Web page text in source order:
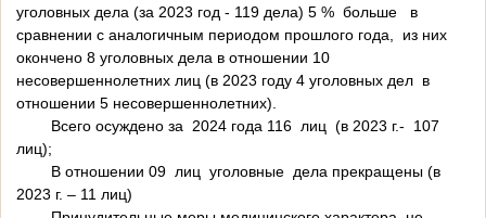
уголовных дела (за 2023 год - 119 дела) 5 % больше в
сравнении с аналогичным периодом прошлого года, из них
окончено 8 уголовных дела в отношении 10
несовершеннолетних лиц (в 2023 году 4 уголовных дел в
отношении 5 несовершеннолетних).
Всего осуждено за 2024 года 116 лиц (в 2023 г.- 107
лиц);
В отношении 09 лиц уголовные дела прекращены (в
2023 г. – 11 лиц)